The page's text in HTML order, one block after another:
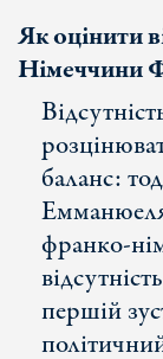
Як оцінити
Німеччини
баланс:
франко-
першій